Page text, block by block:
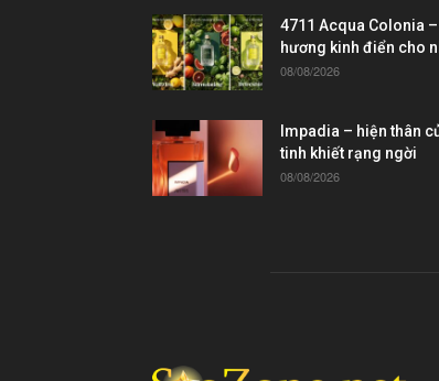
4711 Acqua Colonia
hương kinh điển cho
08/08/2026
Impadia – hiện thân
tinh khiết rạng ngời
08/08/2026